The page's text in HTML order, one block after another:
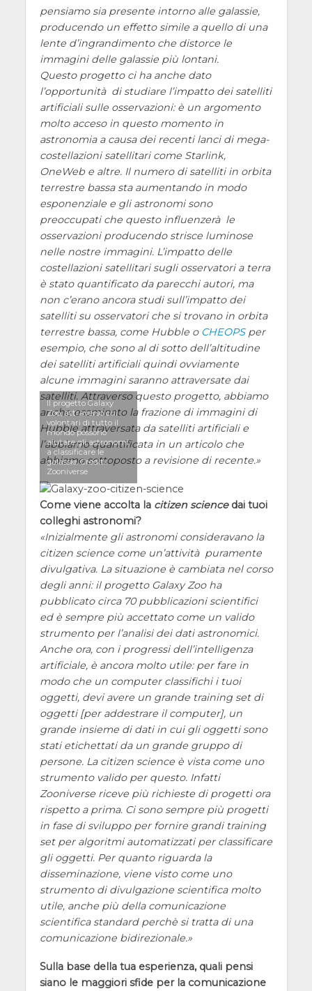
pensiamo sia presente intorno alle galassie,
producendo un effetto simile a quello di una
lente d’ingrandimento che distorce le
immagini delle galassie più lontani.
Questo progetto ci ha anche dato
l’opportunità di studiare l’impatto dei satelliti
artificiali sulle osservazioni: è un argomento
molto acceso in questo momento in
astronomia a causa dei recenti lanci di mega-
costellazioni satellitari come Starlink,
OneWeb e altre. Il numero di satelliti in orbita
terrestre bassa sta aumentando in modo
esponenziale e gli astronomi sono
preoccupati che questo influenzerà le
osservazioni producendo strisce luminose
nelle nostre immagini. L’impatto delle
costellazioni satellitari sugli osservatori a terra
è stato quantificato da parecchi autori, ma
non c’erano ancora studi sull’impatto dei
satelliti su osservatori che si trovano in orbita
terrestre bassa, come Hubble o CHEOPSper
esempio, che sono al di sotto dell’altitudine
dei satelliti artificiali quindi ovviamente
alcune immagini saranno attraversate dai
satelliti. Attraverso questo progetto, abbiamo
anche esaminato la frazione di immagini di
Hubble attraversata da satelliti artificiali e
l’abbiamo quantificata in un articolo che
abbiamo sottoposto a revisione di recente.
Il progetto Galaxy
Zoo, attraverso cui
volontari di tutto il
mondo possono
aiutare gli astronomi
a classificare le
galassie. Crediti:
Zooniverse
Come viene accolta la citizen sciencedai tuoi
colleghi astronomi?
Inizialmente gli astronomi consideravano la
citizen science come un’attività puramente
divulgativa. La situazione è cambiata nel corso
degli anni: il progetto Galaxy Zoo ha
pubblicato circa 70 pubblicazioni scientifici
ed è sempre più accettato come un valido
strumento per l’analisi dei dati astronomici.
Anche ora, con i progressi dell’intelligenza
artificiale, è ancora molto utile: per fare in
modo che un computer classifichi i tuoi
oggetti, devi avere un grande training set di
oggetti [per addestrare il computer], un
grande insieme di dati in cui gli oggetti sono
stati etichettati da un grande gruppo di
persone. La citizen science è vista come uno
strumento valido per questo. Infatti
Zooniverse riceve più richieste di progetti ora
rispetto a prima. Ci sono sempre più progetti
in fase di sviluppo per fornire grandi training
set per algoritmi automatizzati per classificare
gli oggetti. Per quanto riguarda la
disseminazione, viene visto come uno
strumento di divulgazione scientifica molto
utile, anche più della comunicazione
scientifica standard perchè si tratta di una
comunicazione bidirezionale.
Sulla base della tua esperienza, quali pensi
siano le maggiori sfide per la comunicazione